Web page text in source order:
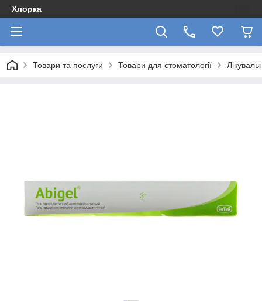
Хлорка
Товари та послуги Товари для стоматології